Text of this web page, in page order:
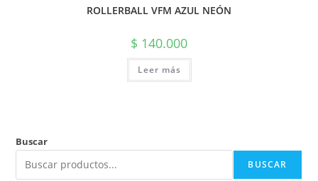
ROLLERBALL VFM AZUL NEÓN
$ 140.000
Leer más
Buscar
BUSCAR